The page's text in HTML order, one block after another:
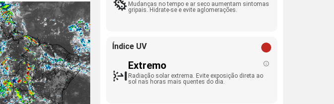
Mudanças no tempo e ar seco aumentam sintomas
gripais. Hidrate-se e evite aglomerações.
Índice UV
Extremo
Radiação solar extrema. Evite exposição direta ao
sol nas horas mais quentes do dia.